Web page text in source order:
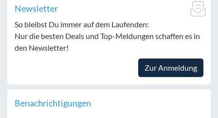
Newsletter
So bleibst Du immer auf dem Laufenden:
Nur die besten Deals und Top-Meldungen schaffen es in
den Newsletter!
Zur Anmeldung
Benachrichtigungen